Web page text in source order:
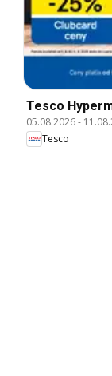
Tesco
05.08.2026-
Tesco